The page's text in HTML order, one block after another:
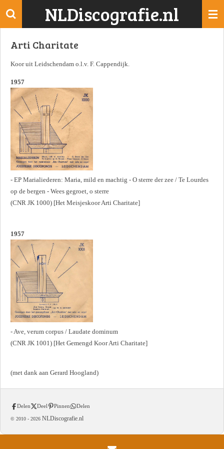
Ga
de
NLDiscografie.nl
Arti Charitate
Koor uit Leidschendam o.l.v. F. Cappendijk.
1957
- EP Marialiederen: Maria, mild en machtig - O sterre der zee / Te Lourdes
op de bergen - Wees gegroet, o sterre
(CNR JK 1000) [Het Meisjeskoor Arti Charitate]
1957
- Ave, verum corpus / Laudate dominum
(CNR JK 1001) [Het Gemengd Koor Arti Charitate]
(met dank aan Gerard Hoogland)
Delen Deel Pinnen Delen
© 2010 - 2026 NLDiscografie.nl